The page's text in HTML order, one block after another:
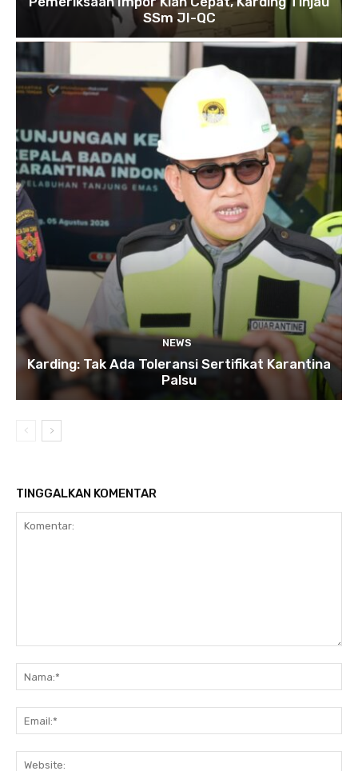
SSm JI-QC
NEWS
Karding: Tak Ada Toleransi Sertifikat Karantina
Palsu
TINGGALKAN KOMENTAR